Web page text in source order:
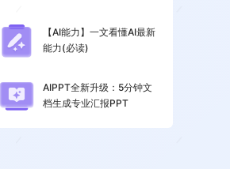
【AI能力】一文看懂AI最新
能力(必读)
AIPPT全新升级：5分钟文
档生成专业汇报PPT